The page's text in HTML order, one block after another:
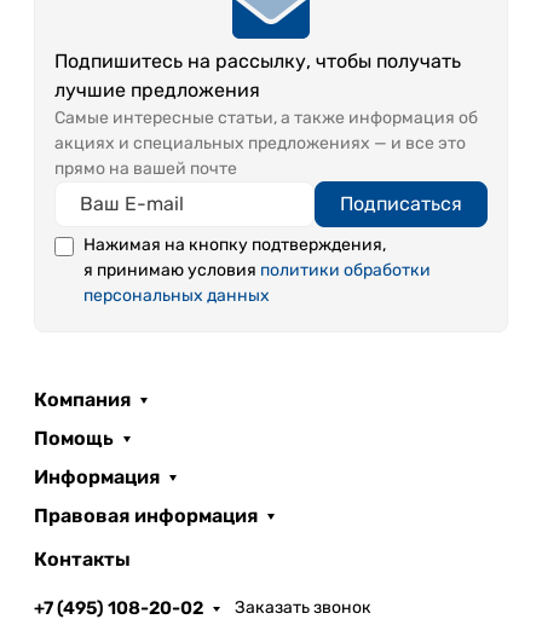
Подпишитесь на рассылку, чтобы получать
лучшие предложения
Самые интересные статьи, а также информация об
акциях и специальных предложениях — и все это
прямо на вашей почте
Подписаться
Нажимая на кнопку подтверждения,
я принимаю условия политики обработки
персональных данных
Компания
Помощь
Информация
Правовая информация
Контакты
+7 (495) 108-20-02 Заказать звонок